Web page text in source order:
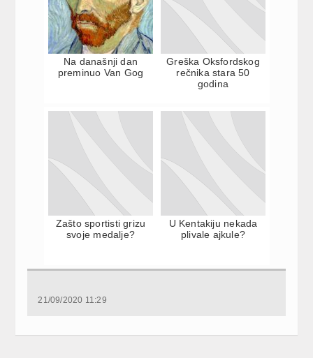
Na današnji dan
preminuo Van Gog
Greška Oksfordskog
rečnika stara 50
godina
Zašto sportisti grizu
svoje medalje?
U Kentakiju nekada
plivale ajkule?
21/09/2020 11:29